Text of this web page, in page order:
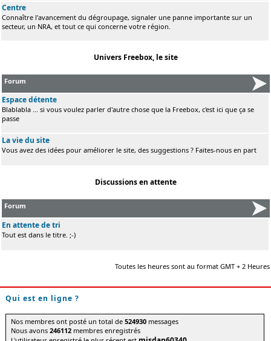
Centre
Connaître l'avancement du dégroupage, signaler une panne importante sur un
secteur, un NRA, et tout ce qui concerne votre région.
Univers Freebox, le site
Forum
Espace détente
Blablabla ... si vous voulez parler d'autre chose que la Freebox, c'est ici que ça se
passe
La vie du site
Vous avez des idées pour améliorer le site, des suggestions ? Faites-nous en part
Discussions en attente
Forum
En attente de tri
Tout est dans le titre. ;-)
Toutes les heures sont au format GMT + 2 Heures
Qui est en ligne ?
Nos membres ont posté un total de524930 messages
Nous avons246112 membres enregistrés